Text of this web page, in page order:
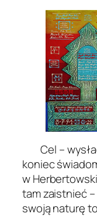
Cel –
koniec
w
tam zaistnieć
swoją naturę